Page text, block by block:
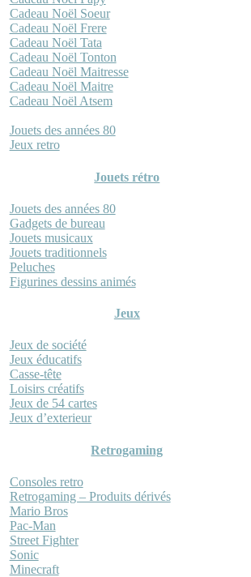
Cadeau Noël Soeur
Cadeau Noël Frere
Cadeau Noël Tata
Cadeau Noël Tonton
Cadeau Noël Maitresse
Cadeau Noël Maitre
Cadeau Noël Atsem
Jouets des années 80
Jeux retro
Jouets rétro
Jouets des années 80
Gadgets de bureau
Jouets musicaux
Jouets traditionnels
Peluches
Figurines dessins animés
Jeux
Jeux de société
Jeux éducatifs
Casse-tête
Loisirs créatifs
Jeux de 54 cartes
Jeux d’exterieur
Retrogaming
Consoles retro
Retrogaming – Produits dérivés
Mario Bros
Pac-Man
Street Fighter
Sonic
Minecraft